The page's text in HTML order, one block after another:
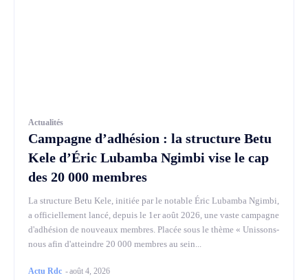
Actualités
Campagne d’adhésion : la structure Betu
Kele d’Éric Lubamba Ngimbi vise le cap
des 20 000 membres
La structure Betu Kele, initiée par le notable Éric Lubamba Ngimbi,
a officiellement lancé, depuis le 1er août 2026, une vaste campagne
d'adhésion de nouveaux membres. Placée sous le thème « Unissons-
nous afin d'atteindre 20 000 membres au sein...
Actu Rdc -août 4, 2026